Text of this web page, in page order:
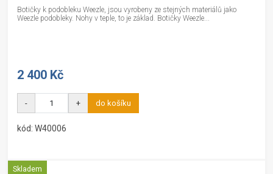
Botičky k podobleku Weezle, jsou vyrobeny ze stejných materiálů jako
Weezle podobleky. Nohy v teple, to je základ. Botičky Weezle...
2 400 Kč
- + do košíku
kód: W40006
Skladem